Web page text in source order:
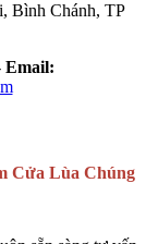
Bình Chánh, TP
Email:
Cửa Lùa Chúng